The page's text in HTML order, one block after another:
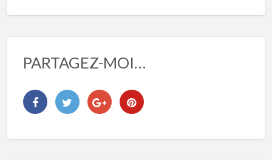
PARTAGEZ-MOI…